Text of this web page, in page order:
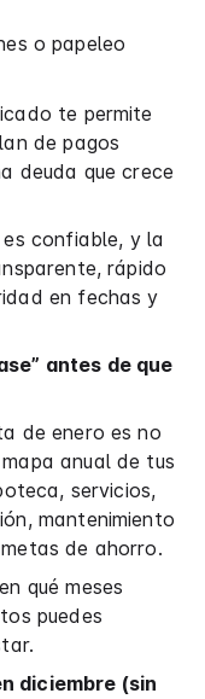
o papeleo
te permite
de pagos
deuda que crece
es confiable, y la
rápido
en fechas y
antes de que
de enero es no
anual de tus
servicios,
mantenimiento
de ahorro.
qué meses
puedes
diciembre (sin